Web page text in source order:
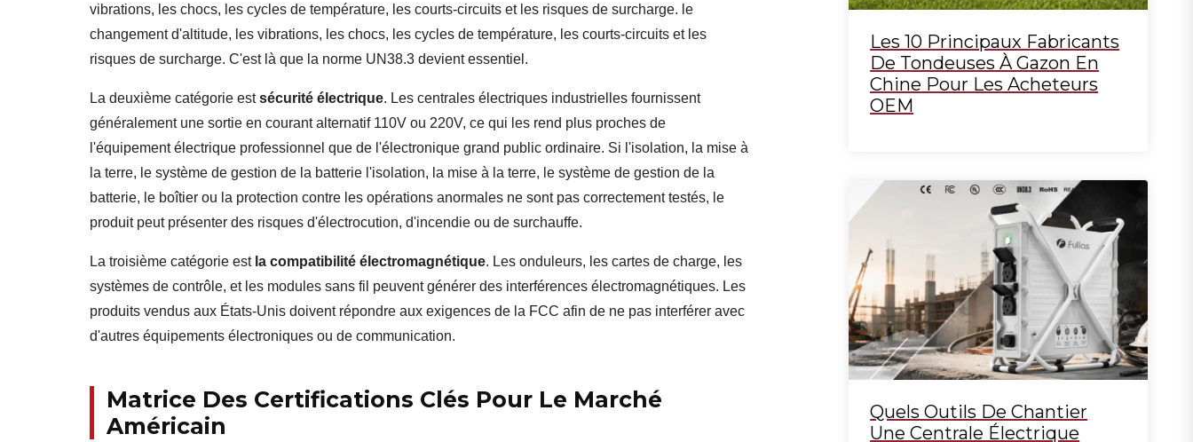
vibrations, les chocs, les cycles de température, les courts-circuits et les risques de surcharge. le
changement d'altitude, les vibrations, les chocs, les cycles de température, les courts-circuits et les
risques de surcharge. C'est là que la norme UN38.3 devient essentiel.
La deuxième catégorie estsécurité électrique. Les centrales électriques industrielles fournissent
généralement une sortie en courant alternatif 110V ou 220V, ce qui les rend plus proches de
l'équipement électrique professionnel que de l'électronique grand public ordinaire. Si l'isolation, la mise à
la terre, le système de gestion de la batterie l'isolation, la mise à la terre, le système de gestion de la
batterie, le boîtier ou la protection contre les opérations anormales ne sont pas correctement testés, le
produit peut présenter des risques d'électrocution, d'incendie ou de surchauffe.
La troisième catégorie est la compatibilité électromagnétique. Les onduleurs, les cartes de charge, les
systèmes de contrôle, et les modules sans fil peuvent générer des interférences électromagnétiques. Les
produits vendus aux États-Unis doivent répondre aux exigences de la FCC afin de ne pas interférer avec
d'autres équipements électroniques ou de communication.
Matrice Des Certifications Clés Pour Le Marché
Américain
Les 10 Principaux Fabricants
De Tondeuses À Gazon En
Chine Pour Les Acheteurs
OEM
Quels Outils De Chantier
Une Centrale Électrique